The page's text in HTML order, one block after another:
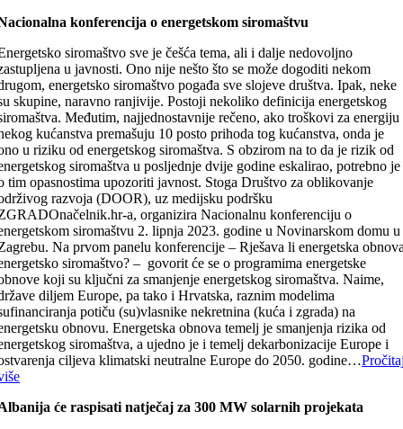
konferencija o energetskom siromaštvu
siromaštvo sve je češća tema, ali i dalje nedovoljno
u javnosti. Ono nije nešto što se može dogoditi nekom
energetsko siromaštvo pogađa sve slojeve društva. Ipak, neke
skupine, naravno ranjivije. Postoji nekoliko definicija energetskog
Međutim, najjednostavnije rečeno, ako troškovi za energiju
kućanstva premašuju 10 posto prihoda tog kućanstva, onda je
u riziku od energetskog siromaštva. S obzirom na to da je rizik od
siromaštva u posljednje dvije godine eskalirao, potrebno je
tim opasnostima upozoriti javnost. Stoga Društvo za oblikovanje
razvoja (DOOR), uz medijsku podršku
a, organizira Nacionalnu konferenciju o
siromaštvu 2. lipnja 2023. godine u Novinarskom domu u
Na prvom panelu konferencije – Rješava li energetska
siromaštvo? – govorit će se o programima energetske
koji su ključni za smanjenje energetskog siromaštva. Naime,
diljem Europe, pa tako i Hrvatska, raznim modelima
potiču (su)vlasnike nekretnina (kuća i zgrada) na
obnovu. Energetska obnova temelj je smanjenja rizika od
siromaštva, a ujedno je i temelj dekarbonizacije Europe i
ciljeva klimatski neutralne Europe do 2050. godine…
će raspisati natječaj za 300 MW solarnih projekata